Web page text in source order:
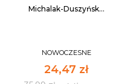
Michalak-Duszyńsk...
NOWOCZESNE
24,47 zł